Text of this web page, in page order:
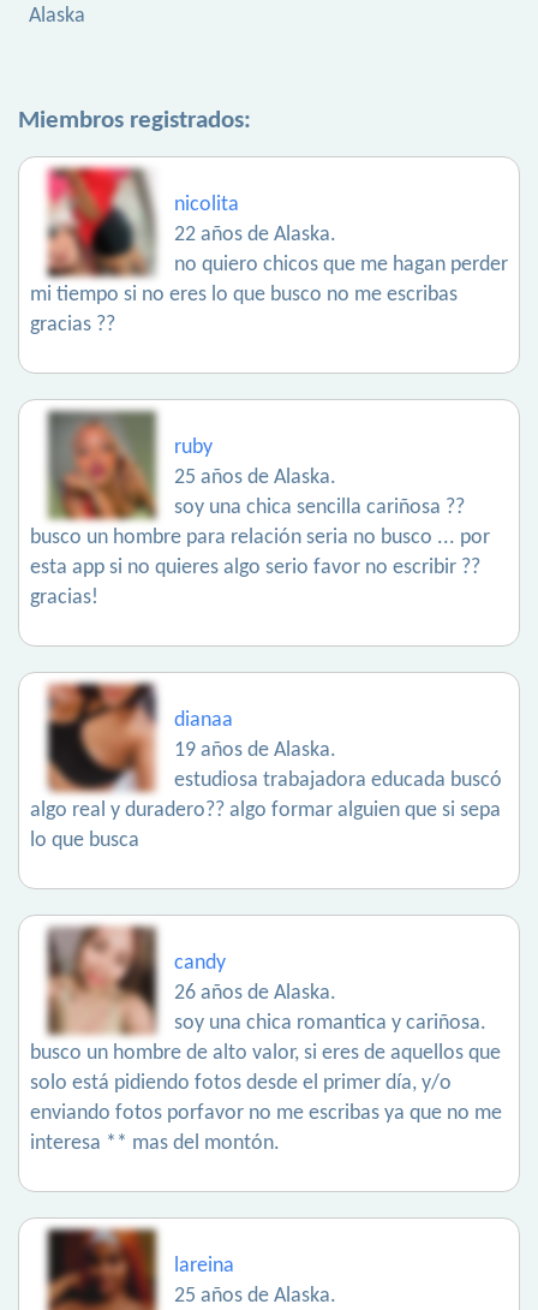
Alaska
Miembros registrados:
nicolita
22 años de Alaska.
no quiero chicos que me hagan perder
mi tiempo si no eres lo que busco no me escribas
gracias ??
ruby
25 años de Alaska.
soy una chica sencilla cariñosa ??
busco un hombre para relación seria no busco ... por
esta app si no quieres algo serio favor no escribir ??
gracias!
dianaa
19 años de Alaska.
estudiosa trabajadora educada buscó
algo real y duradero?? algo formar alguien que si sepa
lo que busca
candy
26 años de Alaska.
soy una chica romantica y cariñosa.
busco un hombre de alto valor, si eres de aquellos que
solo está pidiendo fotos desde el primer día, y/o
enviando fotos porfavor no me escribas ya que no me
interesa ** mas del montón.
lareina
25 años de Alaska.